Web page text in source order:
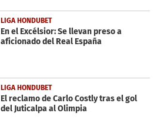
LIGA HONDUBET
En el Excélsior: Se llevan preso a
aficionado del Real España
LIGA HONDUBET
El reclamo de Carlo Costly tras el gol
del Juticalpa al Olimpia